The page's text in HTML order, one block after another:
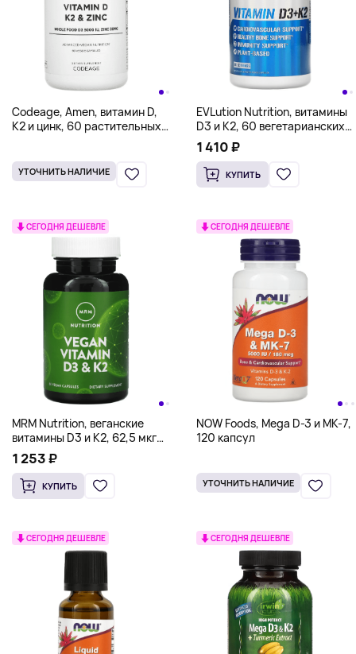
Codeage, Amen, витамин D,
K2 и цинк, 60 растительных
УТОЧНИТЬ НАЛИЧИЕ
EVLution Nutrition, витамины
D3 и К2, 60 вегетарианских
капсул
1 410 ₽
КУПИТЬ
СЕГОДНЯ ДЕШЕВЛЕ
MRM Nutrition, веганские
витамины D3 и K2, 62,5 мкг
(2500 МЕ), 60 веганских
капсул
1 253 ₽
КУПИТЬ
СЕГОДНЯ ДЕШЕВЛЕ
NOW Foods, Mega D-3 и MK-7,
120 капсул
УТОЧНИТЬ НАЛИЧИЕ
СЕГОДНЯ ДЕШЕВЛЕ СЕГОДНЯ ДЕШЕВЛЕ